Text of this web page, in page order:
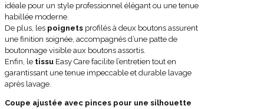
idéale pour un style professionnel élégant ou une tenue
habillée moderne.
De plus, les poignets profilés à deux boutons assurent
une finition soignée, accompagnés d’une patte de
boutonnage visible aux boutons assortis.
Enfin, le tissu Easy Care facilite l’entretien tout en
garantissant une tenue impeccable et durable lavage
après lavage.
Coupe ajustée avec pinces pour une silhouette